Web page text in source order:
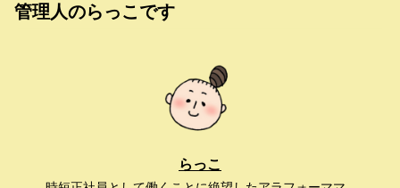
管理人のらっこです
らっこ